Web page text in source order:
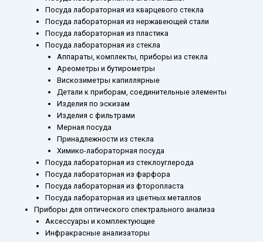
Посуда лабораторная из кварцевого стекла
Посуда лабораторная из нержавеющей стали
Посуда лабораторная из пластика
Посуда лабораторная из стекла
Аппараты, комплекты, приборы из стекла
Ареометры и бутирометры
Вискозиметры капиллярные
Детали к приборам, соединительные элементы
Изделия по эскизам
Изделия с фильтрами
Мерная посуда
Принадлежности из стекла
Химико-лабораторная посуда
Посуда лабораторная из стеклоуглерода
Посуда лабораторная из фарфора
Посуда лабораторная из фторопласта
Посуда лабораторная из цветных металлов
Приборы для оптического спектрального анализа
Аксессуары и комплектующие
Инфракрасные анализаторы